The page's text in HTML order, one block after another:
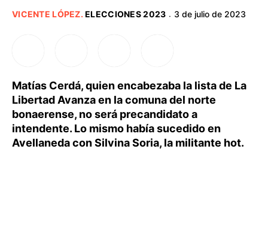
VICENTE LÓPEZ.ELECCIONES 2023 · 3 de julio de 2023
Matías Cerdá, quien encabezaba la lista de La
Libertad Avanza en la comuna del norte
bonaerense, no será precandidato a
intendente. Lo mismo había sucedido en
Avellaneda con Silvina Soria, la militante hot.